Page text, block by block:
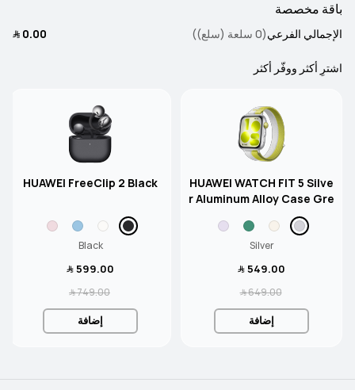
باقة مخصصة
الإجمالي الفرعي(0 سلعة (سلع)) 0.00 ﷼
اشترِ أكثر ووفّر أكثر
HUAWEI WATCH FIT 5 Silve
r Aluminum Alloy Case Gre
en-Grey Nylon Strap
Silver
549.00 ﷼
649.00 ﷼
إضافة
HUAWEI FreeClip 2 Black
Black
599.00 ﷼
749.00 ﷼
إضافة